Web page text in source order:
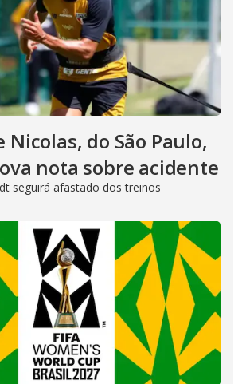
Nicolas, do São Paulo,
nota sobre acidente
seguirá afastado dos treinos